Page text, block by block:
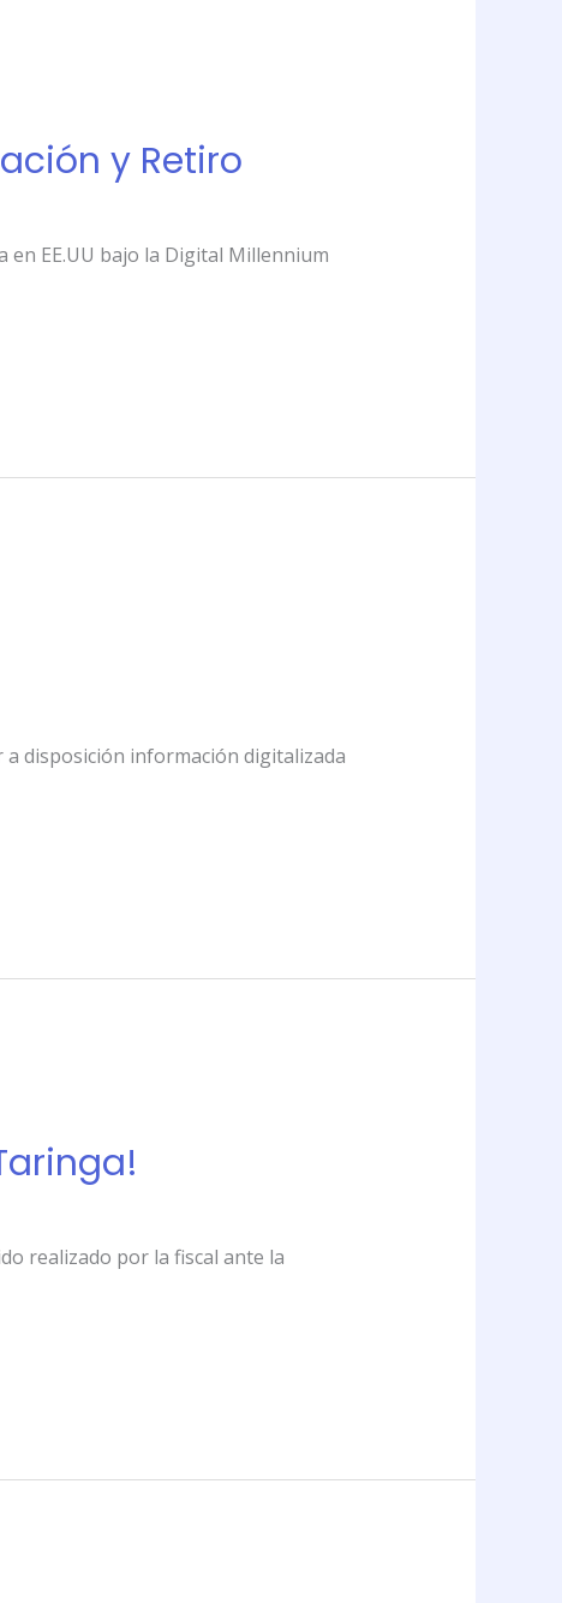
y Retiro
en EE.UU bajo la Digital Millennium
a disposición información digitalizada
realizado por la fiscal ante la